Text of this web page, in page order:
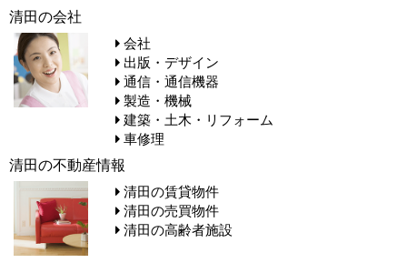
清田の会社
会社
出版・デザイン
通信・通信機器
製造・機械
建築・土木・リフォーム
車修理
清田の不動産情報
清田の賃貸物件
清田の売買物件
清田の高齢者施設